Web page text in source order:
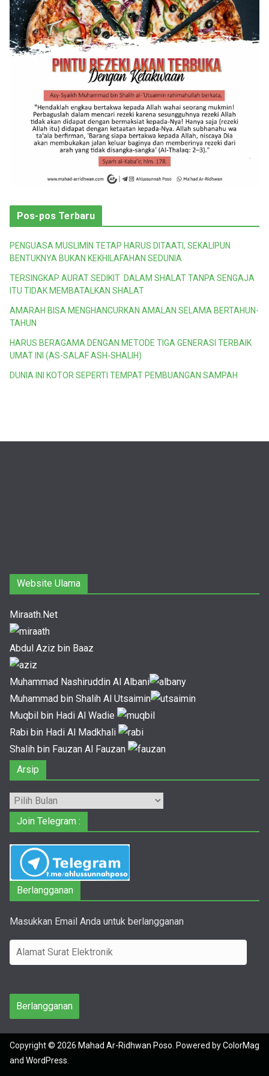
i
Pos-pos Terbaru
PENGUASA MUSLIMIN TETAP HARUS DITAATI, SEKALIPUN
BENTUKNYA BUKAN KEKHILAFAHAN SEDUNIA
TERSINGKAP AURAT SEDIKIT DALAM SHALAT TANPA SENGAJA
ITU TIDAK MEMBATALKAN SHALAT
AMARAH BISA MENGHANCURKAN AMALAN SELAMA BERTAHUN-
TAHUN
HARUS BERAGAMA DENGAN METODE TIGA GENERASI TERBAIK
UMAT INI (AS-SALAF ASH-SHALIH)
DUNIA INI KOTOR SEPERTI TEMPAT PEMBUANGAN SAMPAH
Website Ulama
Miraath.Net
Abdul Aziz bin Baaz
Muhammad Nashiruddin Al Albani
Muhammad bin Shalih Al Utsaimin
Muqbil bin Hadi Al Wadie
Rabi bin Hadi Al Madkhali
Shalih bin Fauzan Al Fauzan
Arsip
Arsip
Join Telegram :
Berlangganan
Masukkan Email Anda untuk berlangganan
l
m
t
S
u
Berlangganan
Copyright © 2026 Mahad Ar-Ridhwan Poso . Powered byColorMag
and WordPress